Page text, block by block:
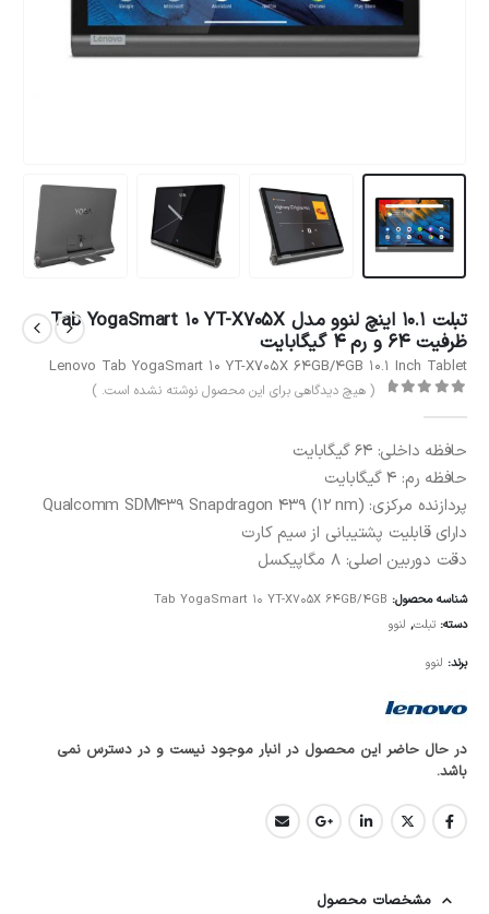
تبلت 10.1 اینچ لنوو مدل Tab YogaSmart 10 YT-X705X
ظرفیت 64 و رم 4 گیگابایت
Lenovo Tab YogaSmart 10 YT-X705X 64GB/4GB 10.1 Inch Tablet
( هیچ دیدگاهی برای این محصول نوشته نشده است. )
حافظه داخلی: 64 گیگابایت
حافظه رم: 4 گیگابایت
پردازنده مرکزی: Qualcomm SDM439 Snapdragon 439 (12 nm)
دارای قابلیت پشتیبانی از سیم کارت
دقت دوربین اصلی: 8 مگاپیکسل
شناسه محصول: Tab YogaSmart 10 YT-X705X 64GB/4GB
دسته: تبلت, لنوو
برند: لنوو
در حال حاضر این محصول در انبار موجود نیست و در دسترس نمی
باشد.
مشخصات محصول